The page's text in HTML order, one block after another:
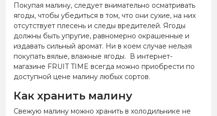
Покупая малину, следует внимательно осматривать
ягоды, чтобы убедиться в том, что они сухие, на них
отсутствует плесень и следы вредителей. Ягоды
должны быть упругие, равномерно окрашенные и
издавать сильный аромат. Ни в коем случае нельзя
покупать вялые, влажные ягоды. В интернет-
магазине FRUIT TIME всегда можно приобрести по
доступной цене малину любых сортов.
Как хранить малину
Свежую малину можно хранить в холодильнике не